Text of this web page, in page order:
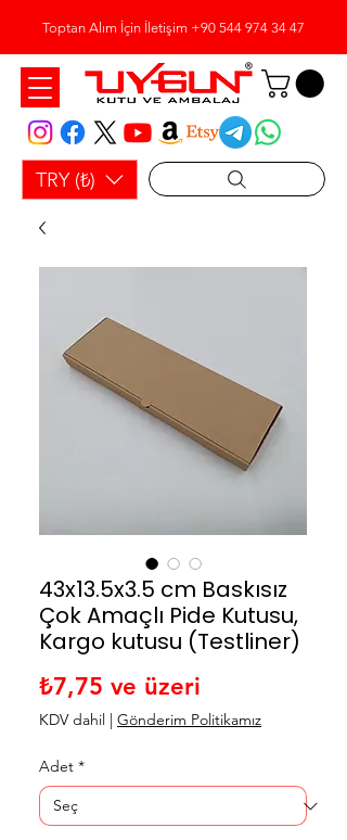
Toptan Alım İçin İletişim +90 544 974 34 47
TRY (₺)
43x13.5x3.5 cm Baskısız
Çok Amaçlı Pide Kutusu,
Kargo kutusu (Testliner)
₺7,75 ve üzeri
KDV dahil | Gönderim Politikamız
Adet *